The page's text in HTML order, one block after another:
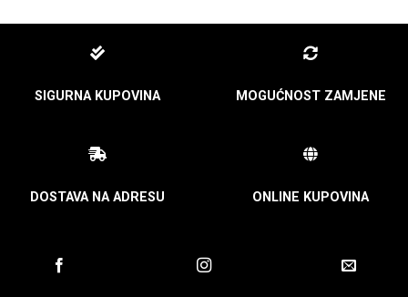
SIGURNA KUPOVINA MOGUĆNOST ZAMJENE
DOSTAVA NA ADRESU ONLINE KUPOVINA